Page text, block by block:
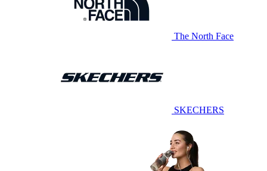
The North Face
SKECHERS